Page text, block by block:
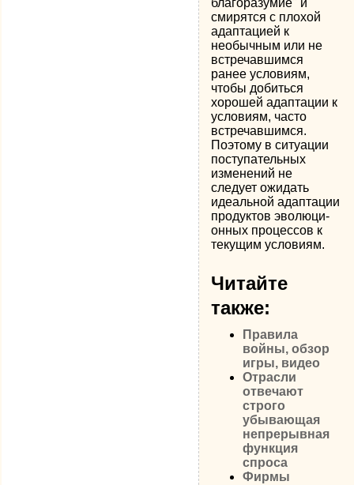
благоразумие" и
смирятся с плохой
адаптацией к
необычным или не
встречавшимся
ранее усло­виям,
чтобы добиться
хорошей адаптации к
условиям, часто
встречавшимся.
Поэтому в ситуации
поступательных
изменений не
следует ожидать
идеальной адаптации
продуктов эволюци­
онных процессов к
текущим условиям.
Читайте
также:
Правила
войны, обзор
игры, видео
Отрасли
отвечают
строго
убывающая
непрерывная
функция
спроса
Фирмы